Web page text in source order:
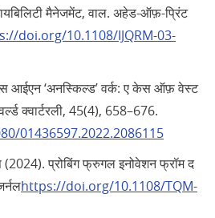
मैनेजमेंट, वाल. अहेड-ऑफ़-प्रिंट
doi.org/10.1108/IJQRM-03-
आईएन ‘अनस्किल्ड’ वर्क: ए केस ऑफ़ वेस्ट
क्वार्टरली, 45(4), 658–676.
01436597.2022.2086115
प्रोबिंग फ्रुगल इनोवेशन फ्रॉम द
https://doi.org/10.1108/TQM-